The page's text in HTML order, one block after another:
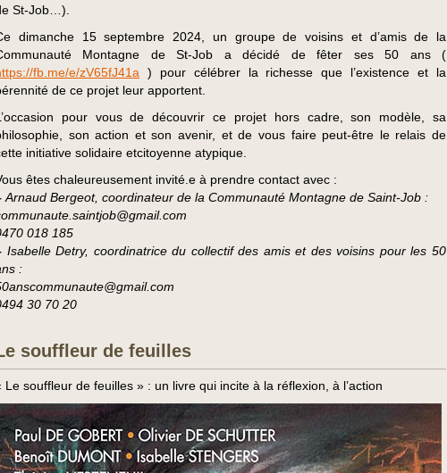
St-Job…).
dimanche 15 septembre 2024, un groupe de voisins et d’amis de la
Montagne de St-Job a décidé de fêter ses 50 ans (
fb.me/e/zV65fJ41a ) pour célébrer la richesse que l’existence et la
de ce projet leur apportent.
pour vous de découvrir ce projet hors cadre, son modèle, sa
son action et son avenir, et de vous faire peut-être le relais de
initiative solidaire etcitoyenne atypique.
êtes chaleureusement invité.e à prendre contact avec :
Arnaud Bergeot, coordinateur de la Communauté Montagne de Saint-Job :
018 185
Isabelle Detry, coordinatrice du collectif des amis et des voisins pour les 50
:
30 70 20
souffleur de feuilles
Le souffleur de feuilles » : un livre qui incite à la réflexion, à l’action